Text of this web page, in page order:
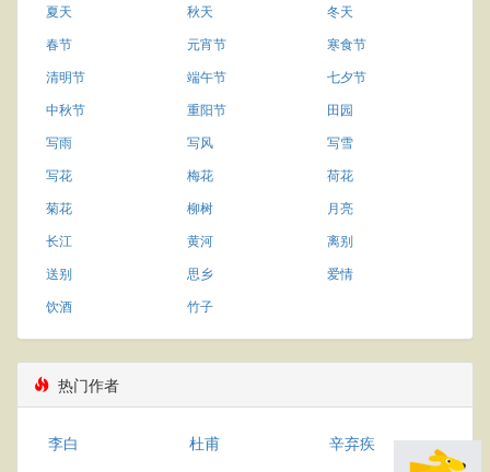
夏天
秋天
冬天
春节
元宵节
寒食节
清明节
端午节
七夕节
中秋节
重阳节
田园
写雨
写风
写雪
写花
梅花
荷花
菊花
柳树
月亮
长江
黄河
离别
送别
思乡
爱情
饮酒
竹子
热门作者
李白 杜甫
辛弃疾